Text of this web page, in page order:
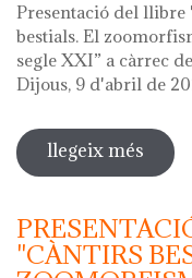
Presentació del llibre
bestials. El
segle XXI” a càrrec
Dijous, 9 d'abril de
llegeix més
"CÀNTIRS